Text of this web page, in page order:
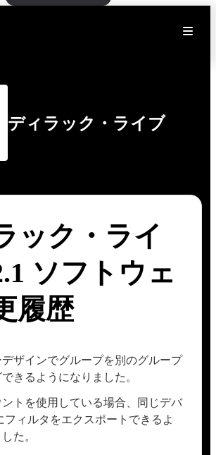
ディラック・ライブ
ック・ライ
ソフトウェ
履歴
ザインでグループを別のグループ
きるようになりました。
ントを使用している場合、同じデバ
フィルタをエクスポートできるよ
た。